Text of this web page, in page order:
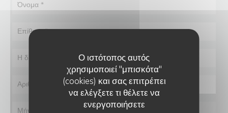
Ο ιστότοπος αυτός
χρησιμοποιεί "μπισκότα"
(cookies) και σας επιτρέπει
να ελέγξετε τι θέλετε να
ενεργοποιήσετε